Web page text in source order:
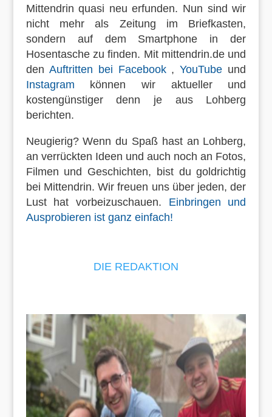
Mittendrin quasi neu erfunden. Nun sind wir
nicht mehr als Zeitung im Briefkasten,
sondern auf dem Smartphone in der
Hosentasche zu finden. Mit mittendrin.de und
den Auftritten bei Facebook,YouTube und
Instagram können wir aktueller und
kostengünstiger denn je aus Lohberg
berichten.
Neugierig? Wenndu Spaß hast an Lohberg,
an verrückten Ideen und auch noch an Fotos,
Filmen und Geschichten, bist du goldrichtig
bei Mittendrin. Wir freuen uns über jeden, der
Lust hat vorbeizuschauen. Einbringen und
Ausprobieren ist ganz einfach!
DIE REDAKTION